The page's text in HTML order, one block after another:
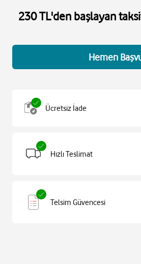
230 TL'den başlayan
Hemen
Ücretsiz İade
Hızlı Teslimat
Telsim Güvencesi